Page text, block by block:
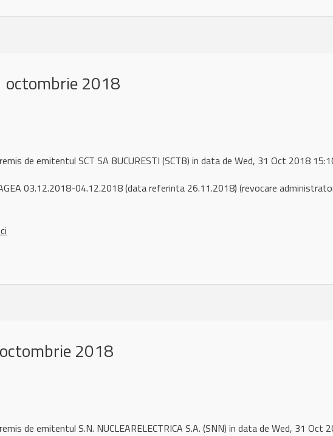
octombrie 2018
de emitentul SCT SA BUCURESTI (SCTB) in data de Wed, 31 Oct 2018
03.12.2018-04.12.2018 (data referinta 26.11.2018) (revocare
2018
de emitentul S.N. NUCLEARELECTRICA S.A. (SNN) in data de Wed, 31 Oct